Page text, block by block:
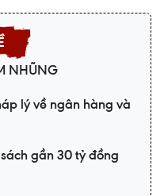
NHŨNG
lý về ngân hàng và
gần 30 tỷ đồng